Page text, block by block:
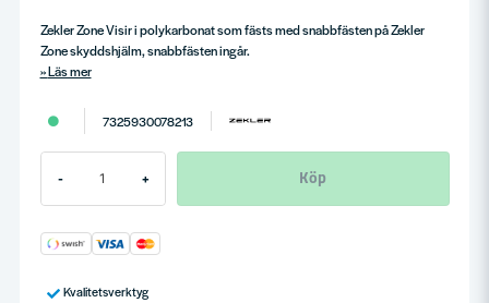
Zekler Zone Visir i polykarbonat som fästs med snabbfästen på Zekler
Zone skyddshjälm, snabbfästen ingår.
Läs mer
7325930078213
- + Köp
Kvalitetsverktyg